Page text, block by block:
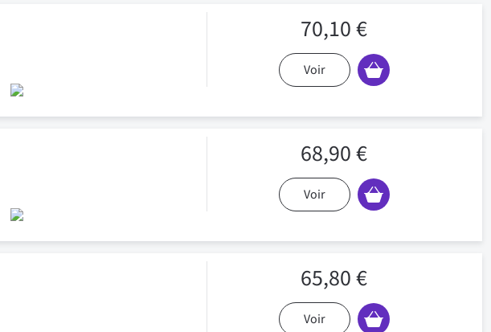
70,10 €
Voir
68,90 €
Voir
65,80 €
Voir